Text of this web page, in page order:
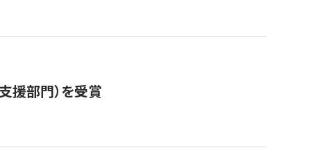
援部門）を受賞